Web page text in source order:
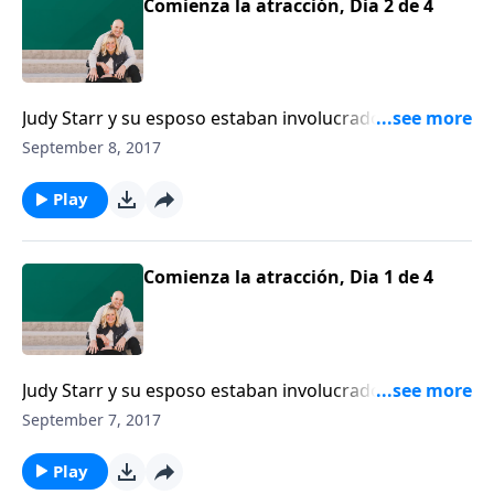
Comienza la atracción, Dia 2 de 4
Judy Starr y su esposo estaban involucrados en el
ministerio a tiempo completo, y una tarea en
ubicación para el ministerio o el romance… hasta que
se encontró atraída por otro hombre.
September 8, 2017
Play
Comienza la atracción, Dia 1 de 4
Judy Starr y su esposo estaban involucrados en el
ministerio a tiempo completo, y una tarea en
ubicación para el ministerio o el romance… hasta que
September 7, 2017
Play